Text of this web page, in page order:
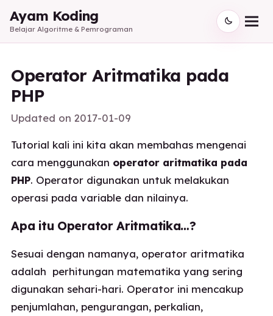
Ayam Koding
Belajar Algoritme & Pemrograman
Operator Aritmatika pada
PHP
Updated on2017-01-09
Tutorial kali ini kita akan membahas mengenai
cara menggunakan operator aritmatika pada
PHP. Operator digunakan untuk melakukan
operasi pada variable dan nilainya.
Apa itu Operator Aritmatika…?
Sesuai dengan namanya, operator aritmatika
adalah perhitungan matematika yang sering
digunakan sehari-hari. Operator ini mencakup
penjumlahan, pengurangan, perkalian,